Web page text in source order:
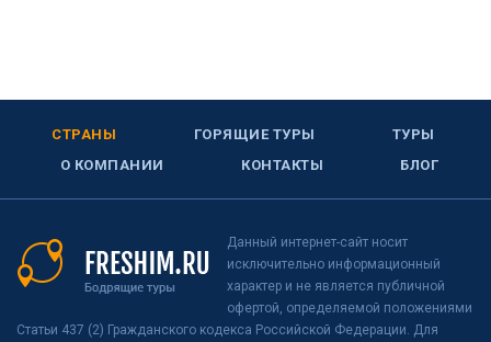
СТРАНЫ ГОРЯЩИЕ ТУРЫ
ТУРЫ
О КОМПАНИИ
КОНТАКТЫ БЛОГ
Данный интернет-сайт носит
исключительно информационный
характер и не является публичной
офертой, определяемой положениями
Статьи 437 (2) Гражданского кодекса Российской Федерации. Для